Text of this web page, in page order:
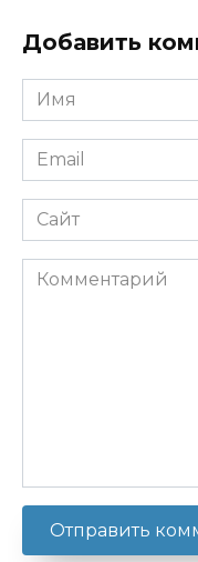
Добавить
Имя
*
Email
*
Сайт
Комментарий